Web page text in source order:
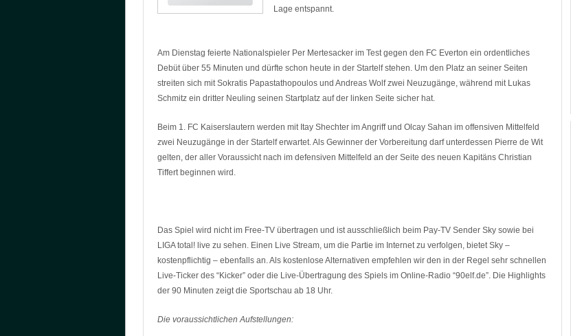
Lage entspannt.
Am Dienstag feierte Nationalspieler Per Mertesacker im Test gegen den FC Everton ein ordentliches
Debüt über 55 Minuten und dürfte schon heute in der Startelf stehen. Um den Platz an seiner Seiten
streiten sich mit Sokratis Papastathopoulos und Andreas Wolf zwei Neuzugänge, während mit Lukas
Schmitz ein dritter Neuling seinen Startplatz auf der linken Seite sicher hat.
Beim 1. FC Kaiserslautern werden mit Itay Shechter im Angriff und Olcay Sahan im offensiven Mittelfeld
zwei Neuzugänge in der Startelf erwartet. Als Gewinner der Vorbereitung darf unterdessen Pierre de Wit
gelten, der aller Voraussicht nach im defensiven Mittelfeld an der Seite des neuen Kapitäns Christian
Tiffert beginnen wird.
Das Spiel wird nicht im Free-TV übertragen und ist ausschließlich beim Pay-TV Sender Sky sowie bei
LIGA total! live zu sehen. Einen Live Stream, um die Partie im Internet zu verfolgen, bietet Sky –
kostenpflichtig – ebenfalls an. Als kostenlose Alternativen empfehlen wir den in der Regel sehr schnellen
Live-Ticker des “Kicker” oder die Live-Übertragung des Spiels im Online-Radio “90elf.de”. Die Highlights
der 90 Minuten zeigt die Sportschau ab 18 Uhr.
Die voraussichtlichen Aufstellungen: